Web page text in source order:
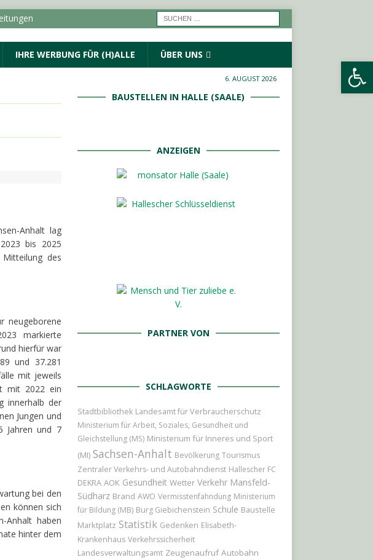
Anhalt
IHRE WERBUNG FÜR (H)ALLE ÜBER UNS
6. AUGUST 2026
Anhalt lag
bis 2025
des
neugeborene
markierte
hierfür war
und 37.281
mit jeweils
mit 2022 ein
innerhalb der
Jungen und
Jahren und 7
bei den
können sich
Anhalt haben
hinter dem
BAUSTELLEN IN HALLE (SAALE)
ANZEIGEN
PARTNER VON
SCHLAGWORTE
Stadtbibliothek Landesamt für Verbraucherschutz
Ministerium für Arbeit, Soziales, Gesundheit und
Gleichstellung (MS) Ministerium für Inneres und Sport
(MI) Sachsen-Anhalt Bevölkerung Tourismus
Zentraler Verkehrs- und Autobahndienst Hallescher FC
DEKRA AOK Gesundheit Wetter Verkehr Mansfeld-
Südharz Brand AWO Vermisstenfahndung Ministerium
für Bildung (MB) Burg Giebichenstein Schule Baustelle
Marktplatz Statistik Gedenken Elisabeth-
Krankenhaus Verkehrssicherheit
Landesverwaltungsamt Zeugenaufruf Autobahn
Werkzeugleiste öffnen